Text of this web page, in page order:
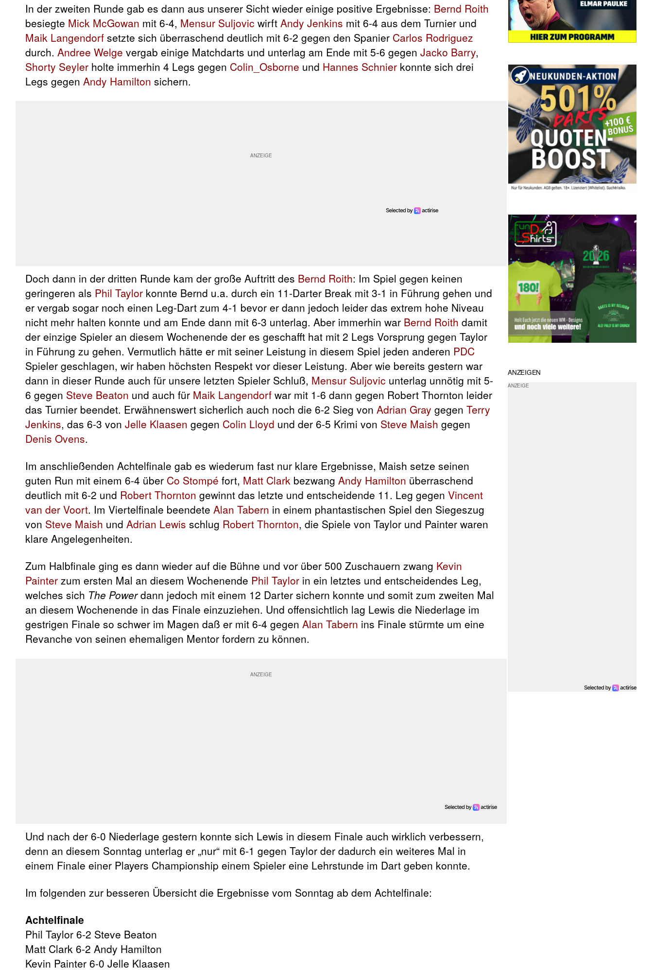
In der zweiten Runde gab es dann aus unserer Sicht wieder einige positive Ergebnisse: Bernd Roith
besiegte Mick McGowan mit 6-4, Mensur Suljovic wirft Andy Jenkins mit 6-4 aus dem Turnier und
Maik Langendorf setzte sich überraschend deutlich mit 6-2 gegen den Spanier Carlos Rodriguez
durch. Andree Welge vergab einige Matchdarts und unterlag am Ende mit 5-6 gegen Jacko Barry,
Shorty Seyler holte immerhin 4 Legs gegen Colin_Osborne und Hannes Schnier konnte sich drei
Legs gegen Andy Hamilton sichern.
Doch dann in der dritten Runde kam der große Auftritt des Bernd Roith: Im Spiel gegen keinen
geringeren als Phil Taylor konnte Bernd u.a. durch ein 11-Darter Break mit 3-1 in Führung gehen und
er vergab sogar noch einen Leg-Dart zum 4-1 bevor er dann jedoch leider das extrem hohe Niveau
nicht mehr halten konnte und am Ende dann mit 6-3 unterlag. Aber immerhin war Bernd Roith damit
der einzige Spieler an diesem Wochenende der es geschafft hat mit 2 Legs Vorsprung gegen Taylor
in Führung zu gehen. Vermutlich hätte er mit seiner Leistung in diesem Spiel jeden anderen PDC
Spieler geschlagen, wir haben höchsten Respekt vor dieser Leistung. Aber wie bereits gestern war
dann in dieser Runde auch für unsere letzten Spieler Schluß, Mensur Suljovic unterlag unnötig mit 5-
6 gegen Steve Beaton und auch für Maik Langendorf war mit 1-6 dann gegen Robert Thornton leider
das Turnier beendet. Erwähnenswert sicherlich auch noch die 6-2 Sieg von Adrian Gray gegen Terry
Jenkins, das 6-3 von Jelle Klaasen gegen Colin Lloyd und der 6-5 Krimi von Steve Maish gegen
Denis Ovens.
Im anschließenden Achtelfinale gab es wiederum fast nur klare Ergebnisse, Maish setze seinen
guten Run mit einem 6-4 über Co Stompé fort, Matt Clark bezwang Andy Hamilton überraschend
deutlich mit 6-2 und Robert Thornton gewinnt das letzte und entscheidende 11. Leg gegen Vincent
van der Voort. Im Viertelfinale beendete Alan Tabern in einem phantastischen Spiel den Siegeszug
von Steve Maish und Adrian Lewis schlug Robert Thornton, die Spiele von Taylor und Painter waren
klare Angelegenheiten.
Zum Halbfinale ging es dann wieder auf die Bühne und vor über 500 Zuschauern zwang Kevin
Painter zum ersten Mal an diesem Wochenende Phil Taylor in ein letztes und entscheidendes Leg,
welches sich The Powerdann jedoch mit einem 12 Darter sichern konnte und somit zum zweiten Mal
an diesem Wochenende in das Finale einzuziehen. Und offensichtlich lag Lewis die Niederlage im
gestrigen Finale so schwer im Magen daß er mit 6-4 gegen Alan Tabern ins Finale stürmte um eine
Revanche von seinen ehemaligen Mentor fordern zu können.
Und nach der 6-0 Niederlage gestern konnte sich Lewis in diesem Finale auch wirklich verbessern,
denn an diesem Sonntag unterlag er „nur“ mit 6-1 gegen Taylor der dadurch ein weiteres Mal in
einem Finale einer Players Championship einem Spieler eine Lehrstunde im Dart geben konnte.
Im folgenden zur besseren Übersicht die Ergebnisse vom Sonntag ab dem Achtelfinale:
Achtelfinale
Phil Taylor 6-2 Steve Beaton
Matt Clark 6-2 Andy Hamilton
Kevin Painter 6-0 Jelle Klaasen
ANZEIGEN